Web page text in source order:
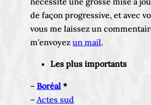
de façon progressive, et avec
vous me laissez un
m’envoyez un mail.
Les plus importants
– Boréal *
– Actes sud